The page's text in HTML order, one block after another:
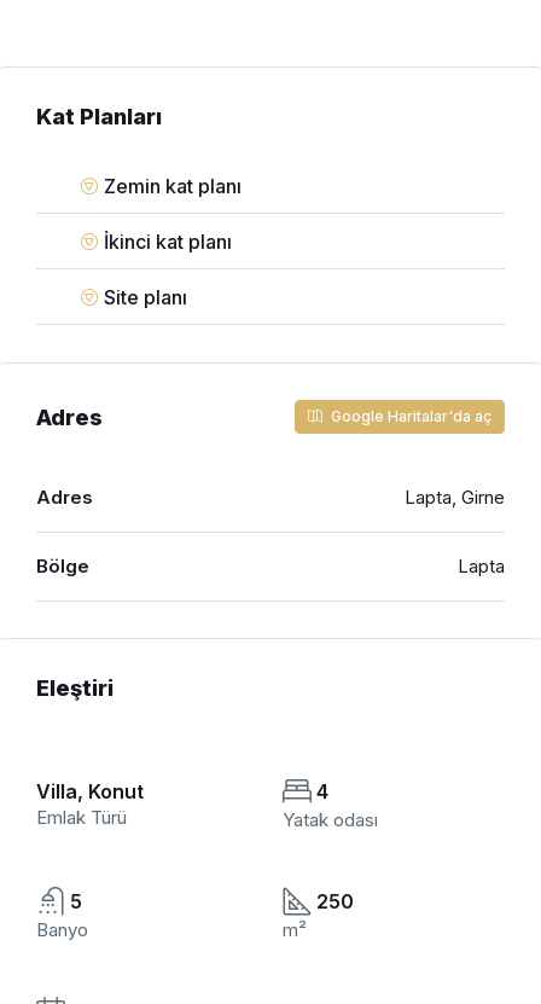
Kat Planları
Zemin kat planı
İkinci kat planı
Site planı
Adres Google Haritalar'da aç
Adres Lapta, Girne
Bölge Lapta
Eleştiri
Villa, Konut
Emlak Türü
4
Yatak odası
5
Banyo
250
m²